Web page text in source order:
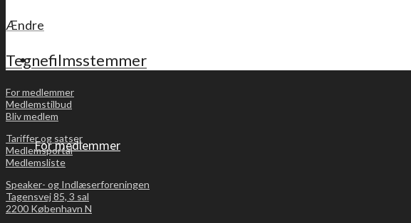
Medlemsliste
For medlemmer
Ændre
Tegnefilmsstemmer
For medlemmer
Medlemstilbud
Bliv medlem
Tariffer og satser
Medlemsportal
Medlemsliste
Speaker- og Indlæserforeningen
Tagensvej 85, 3 sal
2200 København N